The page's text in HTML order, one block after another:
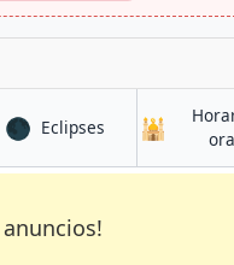
🌑 Eclipsesen La Libertad
🕌